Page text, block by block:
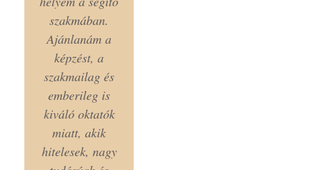
szakmában.
Ajánlanám a
képzést, a
szakmailag és
emberileg is
kiváló oktatók
miatt, akik
hitelesek, nagy